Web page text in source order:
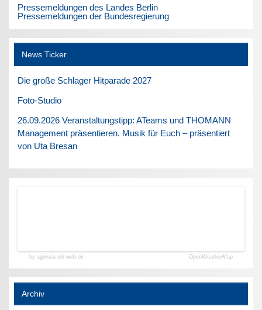
Pressemeldungen des Landes Berlin
Pressemeldungen der Bundesregierung
News Ticker
Die große Schlager Hitparade 2027
Foto-Studio
26.09.2026 Veranstaltungstipp: ATeams und THOMANN
Management präsentieren. Musik für Euch – präsentiert
von Uta Bresan
by agenzia siti web ok OpenWeatherMap
Archiv